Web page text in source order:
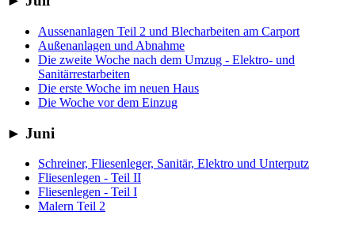
Aussenanlagen Teil 2 und Blecharbeiten am Carport
Außenanlagen und Abnahme
Die zweite Woche nach dem Umzug - Elektro- und
Sanitärrestarbeiten
Die erste Woche im neuen Haus
Die Woche vor dem Einzug
► Juni
Schreiner, Fliesenleger, Sanitär, Elektro und Unterputz
Fliesenlegen - Teil II
Fliesenlegen - Teil I
Malern Teil 2